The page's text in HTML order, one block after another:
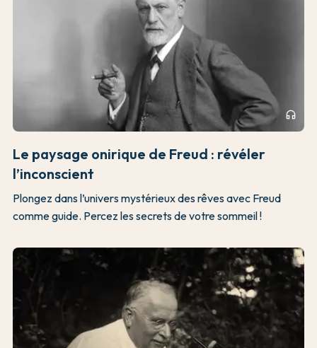
headphones
Le paysage onirique de Freud : révéler
l’inconscient
Plongez dans l’univers mystérieux des rêves avec Freud
comme guide. Percez les secrets de votre sommeil !